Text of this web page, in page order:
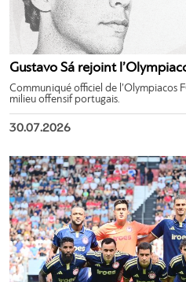
Gustavo Sá rejoint
Communiqué officiel de l’Olympiacos
milieu offensif portugais.
30.07.2026